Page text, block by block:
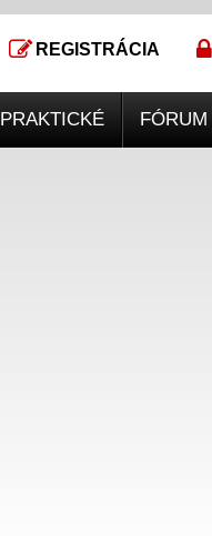
REGISTRÁCIA
PRAKTICKÉ FÓRUM